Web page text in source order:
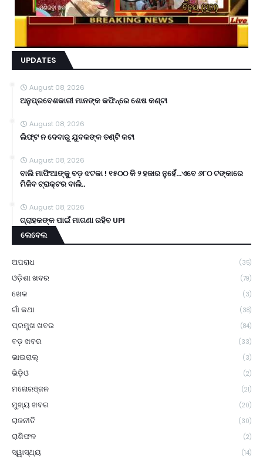
UPDATES
August 08, 2026
ଅନୁପ୍ରବେଶକାରୀ ମାନଙ୍କ କଫିନ୍‌ରେ ଶେଷ କଣ୍ଟା
August 08, 2026
ଲିଫ୍ଟ ନ ଦେବାରୁ ଯୁବକଙ୍କ ତଣ୍ଟି କଟା
August 08, 2026
ବାଲି ମାଫିଆଙ୍କୁ ବଡ଼ ଝଟକା ! ୧୫୦୦ କି ୨ ହଜାର ନୁହେଁ...ଏବେ ୬୮୦ ଟଙ୍କାରେ
ମିଳିବ ଟ୍ରାକ୍ଟର ବାଲି..
August 08, 2026
ଗ୍ରାହକଙ୍କ ପାଇଁ ମାଗଣା ରହିବ UPI
ଲେବେଲ
ଅପରାଧ (35)
ଓଡ଼ିଶା ଖବର (79)
ଖେଳ (3)
ଗାଁ କଥା (38)
ପ୍ରମୁଖ ଖବର (84)
ବଡ଼ ଖବର (33)
ଭାଇରାଲ୍ (3)
ଭିଡ଼ିଓ (2)
ମନୋରଞ୍ଜନ (21)
ମୁଖ୍ୟ ଖବର (20)
ରାଜନୀତି (30)
ରାଶିଫଳ (2)
ସ୍ୱାସ୍ଥ୍ୟ (14)